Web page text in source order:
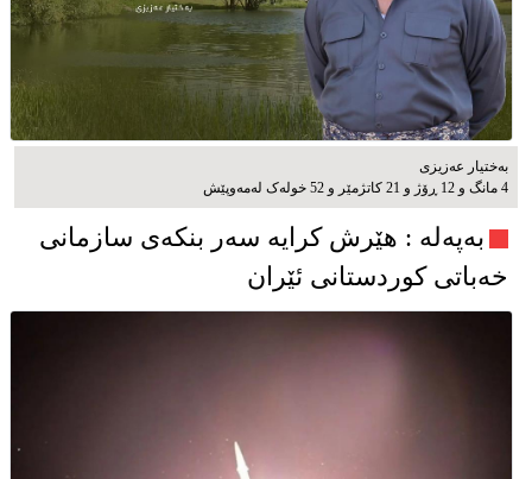
بەختیار عەزیزی
4 مانگ و 12 ڕۆژ و 21 کاتژمێر و 52 خوله‌ک له‌مه‌وپێش‌
به‌په‌له‌ : هێرش کرایە سەر بنکەی سازمانی
خەباتی کوردستانی ئێران